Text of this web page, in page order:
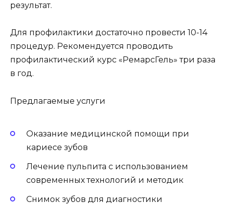
результат.
Для профилактики достаточно провести 10-14
процедур. Рекомендуется проводить
профилактический курс «РемарсГель» три раза
в год.
Предлагаемые услуги
Оказание медицинской помощи при
кариесе зубов
Лечение пульпита с использованием
современных технологий и методик
Снимок зубов для диагностики